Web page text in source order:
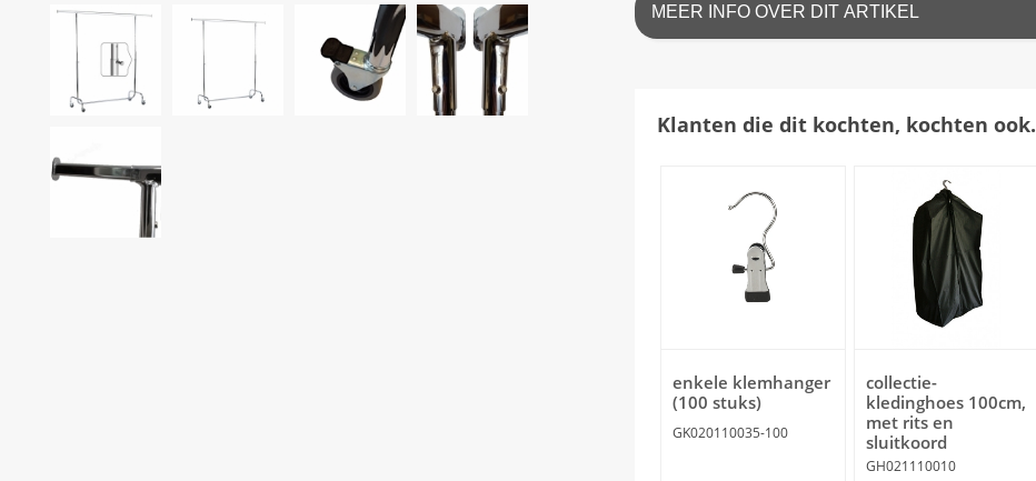
MEER INFO OVER DIT ARTIKEL
Klanten die dit kochten, kochten ook.
enkele klemhanger
(100 stuks)
GK020110035-100
collectie-
kledinghoes 100cm,
met rits en
sluitkoord
GH021110010